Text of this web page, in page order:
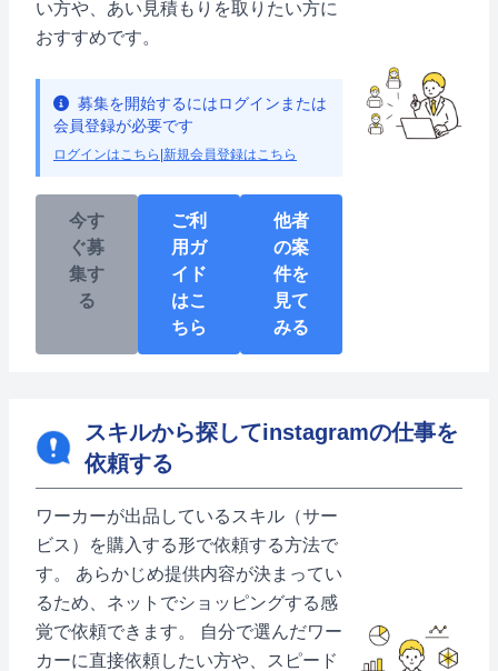
い方や、あい見積もりを取りたい方に
おすすめです。
募集を開始するにはログインまたは
会員登録が必要です
ログインはこちら 新規会員登録はこちら
今す
ぐ募
集す
る
ご利
用ガ
イド
はこ
ちら
他者
の案
件を
見て
みる
スキルから探してinstagramの仕事を
依頼する
ワーカーが出品しているスキル（サー
ビス）を購入する形で依頼する方法で
す。 あらかじめ提供内容が決まってい
るため、ネットでショッピングする感
覚で依頼できます。 自分で選んだワー
カーに直接依頼したい方や、スピード